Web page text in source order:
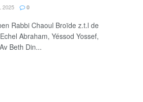
2025 0
Rabbi Chaoul Broïde z.t.l de
Abraham, Yéssod Yossef,
Beth Din...